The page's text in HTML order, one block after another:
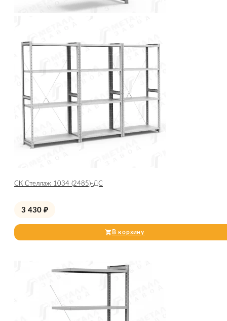
СК Стеллаж 1034 (2485)-ДС
3 430 ₽
В корзину